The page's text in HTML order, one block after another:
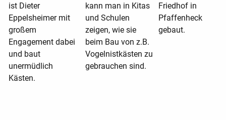
ist Dieter
Eppelsheimer mit
großem
Engagement dabei
und baut
unermüdlich
Kästen.
kann man in Kitas
und Schulen
zeigen, wie sie
beim Bau von z.B.
Vogelnistkästen zu
gebrauchen sind.
Friedhof in
Pfaffenheck
gebaut.